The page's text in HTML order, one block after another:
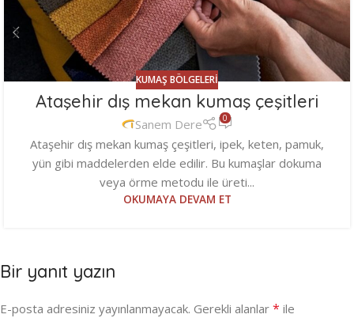
KUMAŞ BÖLGELERI
Ataşehir dış mekan kumaş çeşitleri
Sanem Dere 0
Ataşehir dış mekan kumaş çeşitleri, ipek, keten, pamuk,
yün gibi maddelerden elde edilir. Bu kumaşlar dokuma
veya örme metodu ile üreti...
OKUMAYA DEVAM ET
Bir yanıt yazın
E-posta adresiniz yayınlanmayacak. Gerekli alanlar * ile